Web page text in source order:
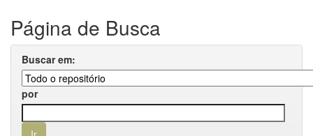
Página de Busca
Buscar em:
por